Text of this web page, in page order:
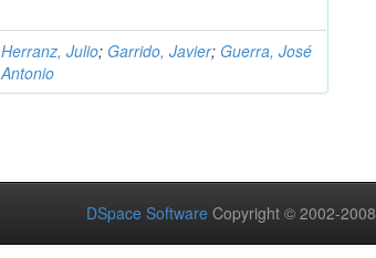
Herranz, Julio; Garrido, Javier; Guerra, José
Antonio
DSpace Software Copyright © 2002-2008